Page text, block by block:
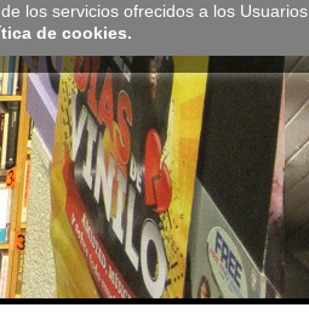
los servicios ofrecidos a los Usuarios.
de cookies.